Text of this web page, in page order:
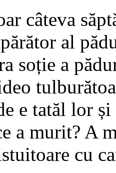
câteva
al
soție a
e tatăl lor și
a murit? A
cu